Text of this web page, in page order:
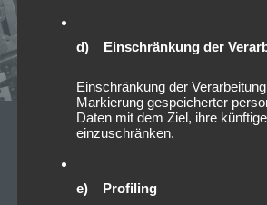
10/03/2026
Vorankündigung:
Fighters – TAKE COVER
d) Einschränkung der
Einschränkung der
Markierung gespeicherter
Daten mit dem Ziel, ihre
einzuschränken.
e) Profiling